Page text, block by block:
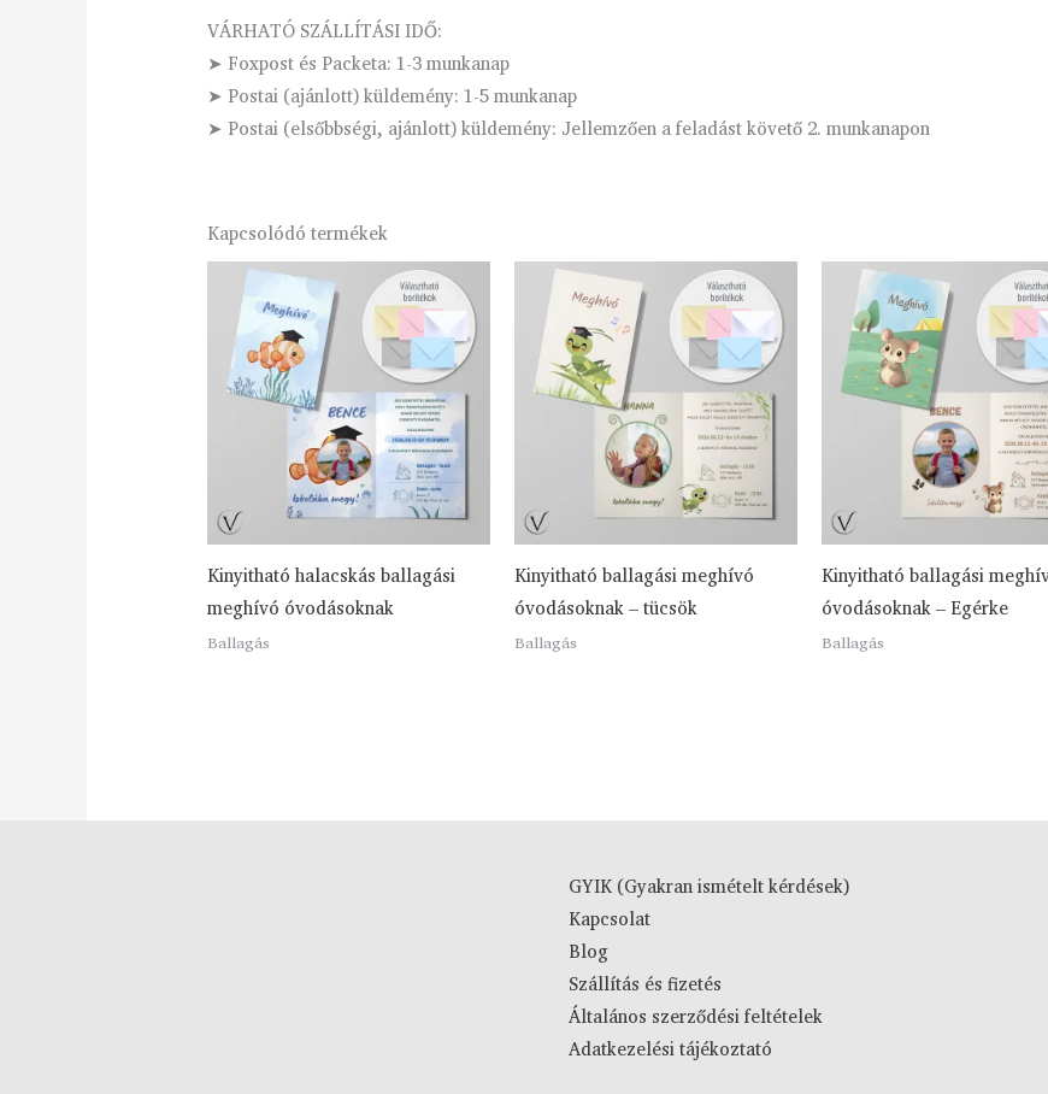
VÁRHATÓ SZÁLLÍTÁSI IDŐ:
➤ Foxpost és Packeta: 1-3 munkanap
➤ Postai (ajánlott) küldemény: 1-5 munkanap
➤ Postai (elsőbbségi, ajánlott) küldemény: Jellemzően a feladást követő 2. munkanapon
Kapcsolódó termékek
Kinyitható halacskás ballagási
meghívó óvodásoknak
Ballagás
Kinyitható ballagási meghívó
óvodásoknak – tücsök
Ballagás
Kinyitható ballagási
óvodásoknak – Egérke
Ballagás
GYIK (Gyakran ismételt kérdések)
Kapcsolat
Blog
Szállítás és fizetés
Általános szerződési feltételek
Adatkezelési tájékoztató